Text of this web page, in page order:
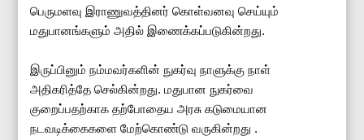
பெருமளவு இராணுவத்தினர் கொள்வனவு செய்யும்
மதுபானங்களும் அதில் இணைக்கப்படுகின்றது.
இருப்பினும் நம்மவர்களின் நுகர்வு நாளுக்கு நாள்
அதிகரித்தே செல்கின்றது. மதுபான நுகர்வை
குறைப்பதற்காக தற்போதைய அரசு கடுமையான
நடவடிக்கைகளை மேற்கொண்டு வருகின்றது .